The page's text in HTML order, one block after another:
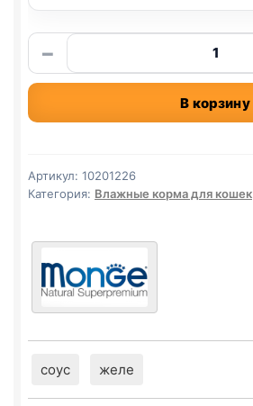
−
Количество
товара
Monge
б
ОМЛЕТ
И
В корзину
Артикул: 10201226
Категория: Влажные корма для кошек
соус желе